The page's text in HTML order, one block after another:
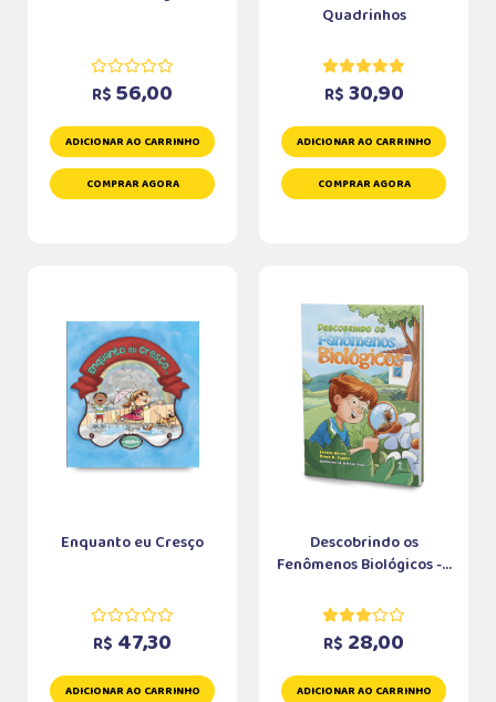
R$ 56,00
ADICIONAR AO CARRINHO
COMPRAR AGORA
Quadrinhos
R$ 30,90
ADICIONAR AO CARRINHO
COMPRAR AGORA
Enquanto eu Cresço
R$ 47,30
ADICIONAR AO CARRINHO
Descobrindo os
Fenômenos Biológicos -...
R$ 28,00
ADICIONAR AO CARRINHO